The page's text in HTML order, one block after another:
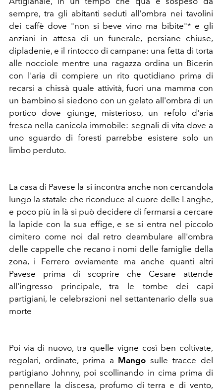
sempre, tra gli abitanti seduti all'ombra nei tavolini
dei caffè dove "non si beve vino ma bibite"* e gli
anziani in attesa di un funerale, persiane chiuse,
dipladenie, e il rintocco di campane: una fetta di torta
alle nocciole mentre una ragazza ordina un Bicerin
con l'aria di compiere un rito quotidiano prima di
recarsi a chissà quale attività, fuori una mamma con
un bambino si siedono con un gelato all'ombra di un
portico dove giunge, misterioso, un refolo d'aria
fresca nella canicola immobile: segnali di vita dove a
uno sguardo di foresti parrebbe esistere solo un
limbo perduto.
La casa di Pavese la si incontra anche non cercandola
lungo la statale che riconduce al cuore delle Langhe,
e poco più in là si può decidere di fermarsi a cercare
la lapide con la sua effige, e se si entra nel piccolo
cimitero come noi dal retro deambulare all'ombra
delle cappelle che recano i nomi delle famiglie della
zona, i Ferrero ovviamente ma anche quanti altri
Pavese prima di scoprire che Cesare attende
all'ingresso principale, tra le tombe dei capi
partigiani, le celebrazioni nel settantenario della sua
morte
Poi via di nuovo, tra quelle vigne così ben coltivate,
regolari, ordinate, prima a Mango sulle tracce del
partigiano Johnny, poi scollinando in cima prima di
pennellare la discesa, profumo di terra e di vento,